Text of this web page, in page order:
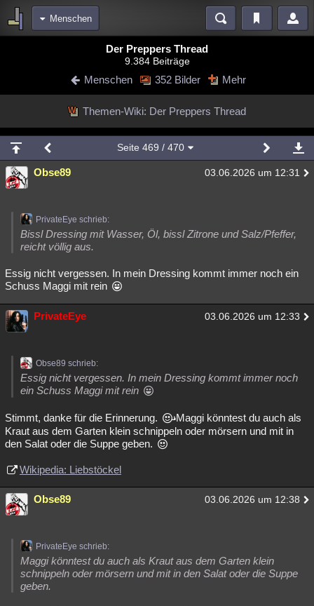
Menschen
Blogs Videos
meine Rubriken
Menschen Wissenschaft Politik Mystery Kriminalfälle
Spiritualität Verschwörungen Technologie Ufologie
Natur
weitere Rubriken
Philosophie Träume Orte Esoterik Literatur
Musik Clash Verbesserungen
Übersichten
Besucht
Lesenswert
Der Preppers Thread
9.384 Beiträge
Menschen 352 Bilder Mehr
Themen-Wiki: Der Preppers Thread
Seite 469 / 470
Obse89 03.06.2026 um 12:31
PrivateEye schrieb:
Bissl Dressing mit Wasser, Öl, bissl Zitrone und Salz/Pfeffer,
reicht völlig aus.
Essig nicht vergessen. In mein Dressing kommt immer noch ein
Schuss Maggi mit rein
PrivateEye 03.06.2026 um 12:33
Obse89 schrieb:
Essig nicht vergessen. In mein Dressing kommt immer noch
ein Schuss Maggi mit rein
Stimmt, danke für die Erinnerung.
Maggi könntest du auch als
Kraut aus dem Garten klein schnippeln oder mörsern und mit in
den Salat oder die Suppe geben.
Wikipedia: Liebstöckel
Obse89 03.06.2026 um 12:38
PrivateEye schrieb:
Maggi könntest du auch als Kraut aus dem Garten klein
schnippeln oder mörsern und mit in den Salat oder die Suppe
geben.